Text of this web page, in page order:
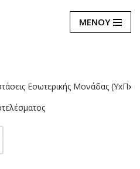
ΜΕΝΟΥ
Εσωτερικής Μονάδας